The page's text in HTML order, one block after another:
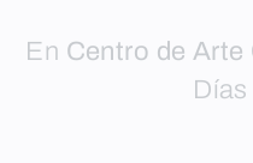
En Centro de Arte